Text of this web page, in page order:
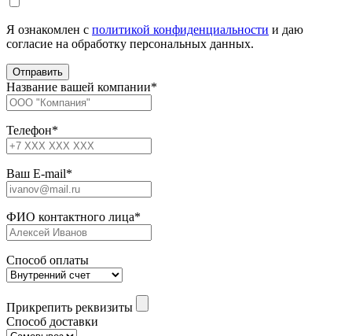
Я ознакомлен с политикой конфиденциальности и даю
согласие на обработку персональных данных.
Название вашей компании*
Телефон*
Ваш E-mail*
ФИО контактного лица*
Способ оплаты
Прикрепить реквизиты
Способ доставки